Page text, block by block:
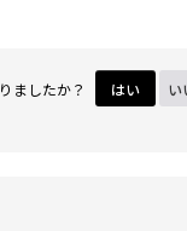
ましたか？ はい い